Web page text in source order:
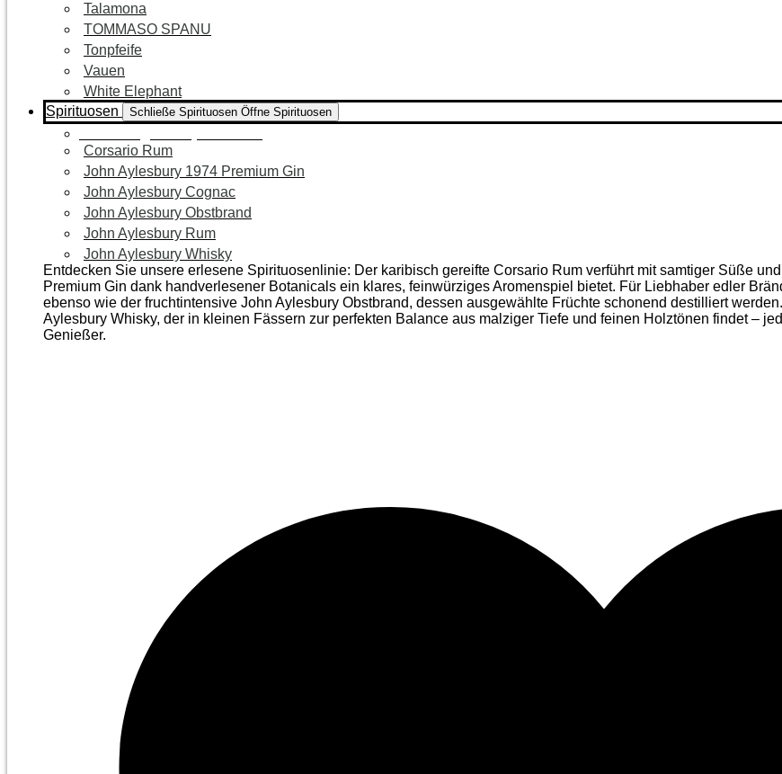
Talamona
TOMMASO SPANU
Tonpfeife
Vauen
White Elephant
Spirituosen
Schließe Spirituosen Öffne Spirituosen
Corsario Rum
John Aylesbury 1974 Premium Gin
John Aylesbury Cognac
John Aylesbury Obstbrand
John Aylesbury Rum
John Aylesbury Whisky
Entdecken Sie unsere erlesene Spirituosenlinie: Der karibisch gereifte Corsario Rum verführt mit samtiger Süße
Premium Gin dank handverlesener Botanicals ein klares, feinwürziges Aromenspiel bietet. Für Liebhaber edler
ebenso wie der frucht­intensive John Aylesbury Obstbrand, dessen ausgewählte Früchte schonend destilliert
Aylesbury Whisky, der in kleinen Fässern zur perfekten Balance aus malziger Tiefe und feinen Holz­tönen findet –
Genießer.